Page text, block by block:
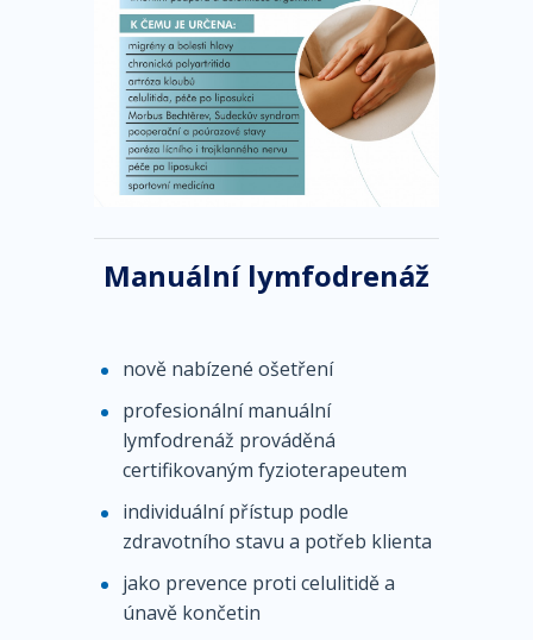
Manuální lymfodrenáž
nově nabízené ošetření
profesionální manuální
lymfodrenáž prováděná
certifikovaným fyzioterapeutem
individuální přístup podle
zdravotního stavu a potřeb klienta
jako prevence proti celulitidě a
únavě končetin